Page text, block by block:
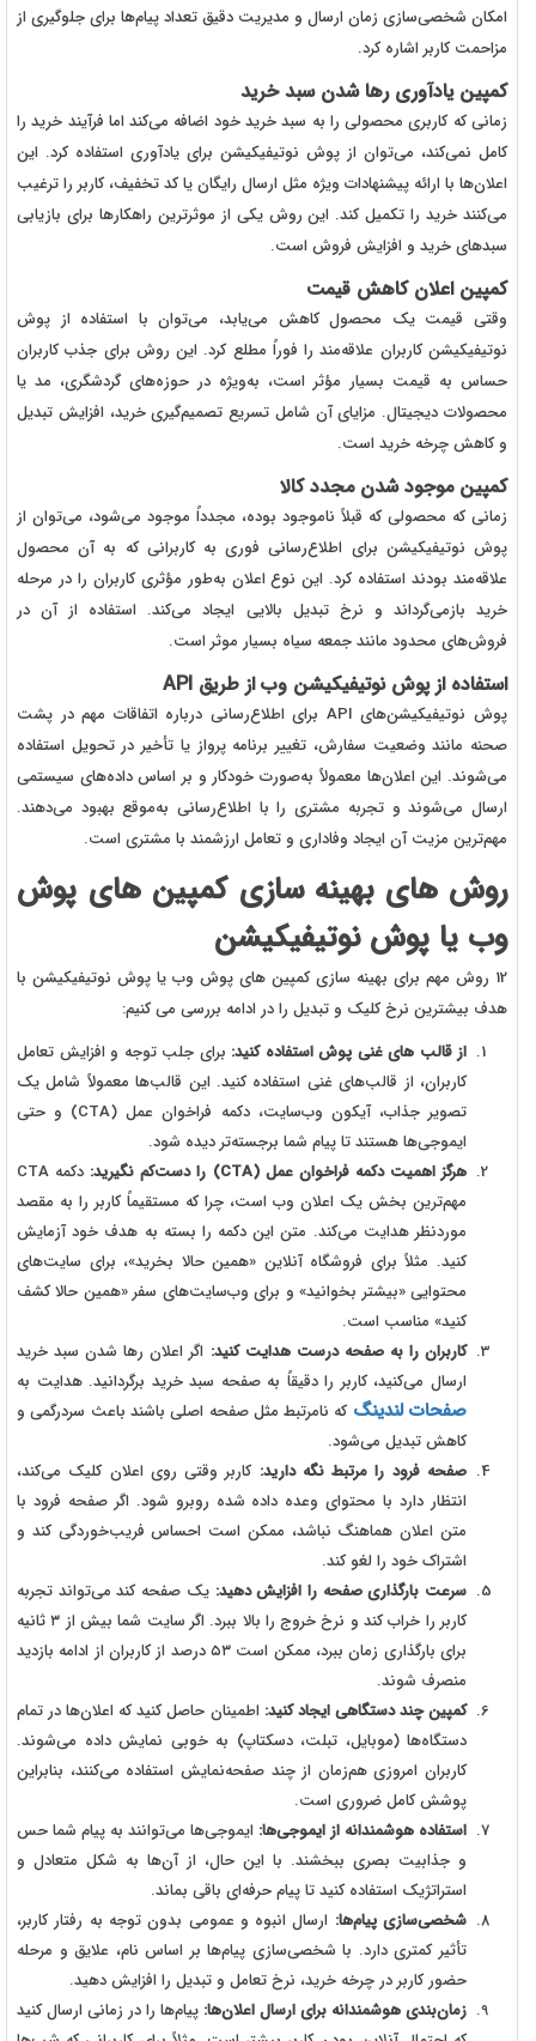
امکان شخصی‌سازی زمان ارسال و مدیریت دقیق تعداد پیام‌ها برای جلوگیری از
مزاحمت کاربر اشاره کرد.
کمپین یادآوری رها شدن سبد خرید
زمانی که کاربری محصولی را به سبد خرید خود اضافه می‌کند اما فرآیند خرید را
کامل نمی‌کند، می‌توان از پوش نوتیفیکیشن برای یادآوری استفاده کرد. این
اعلان‌ها با ارائه پیشنهادات ویژه مثل ارسال رایگان یا کد تخفیف، کاربر را ترغیب
می‌کنند خرید را تکمیل کند. این روش یکی از موثرترین راهکارها برای بازیابی
سبدهای خرید و افزایش فروش است.
کمپین اعلان کاهش قیمت
وقتی قیمت یک محصول کاهش می‌یابد، می‌توان با استفاده از پوش
نوتیفیکیشن کاربران علاقه‌مند را فوراً مطلع کرد. این روش برای جذب کاربران
حساس به قیمت بسیار مؤثر است، به‌ویژه در حوزه‌های گردشگری، مد یا
محصولات دیجیتال. مزایای آن شامل تسریع تصمیم‌گیری خرید، افزایش تبدیل
و کاهش چرخه خرید است.
کمپین موجود شدن مجدد کالا
زمانی که محصولی که قبلاً ناموجود بوده، مجدداً موجود می‌شود، می‌توان از
پوش نوتیفیکیشن برای اطلاع‌رسانی فوری به کاربرانی که به آن محصول
علاقه‌مند بودند استفاده کرد. این نوع اعلان به‌طور مؤثری کاربران را در مرحله
خرید بازمی‌گرداند و نرخ تبدیل بالایی ایجاد می‌کند. استفاده از آن در
فروش‌های محدود مانند جمعه سیاه بسیار موثر است.
استفاده از پوش نوتیفیکیشن وب از طریق API
پوش نوتیفیکیشن‌های API برای اطلاع‌رسانی درباره اتفاقات مهم در پشت
صحنه مانند وضعیت سفارش، تغییر برنامه پرواز یا تأخیر در تحویل استفاده
می‌شوند. این اعلان‌ها معمولاً به‌صورت خودکار و بر اساس داده‌های سیستمی
ارسال می‌شوند و تجربه مشتری را با اطلاع‌رسانی به‌موقع بهبود می‌دهند.
مهم‌ترین مزیت آن ایجاد وفاداری و تعامل ارزشمند با مشتری است.
روش های بهینه سازی کمپین های پوش
وب یا پوش نوتیفیکیشن
12 روش مهم برای بهینه سازی کمپین های پوش وب یا پوش نوتیفیکیشن با
هدف بیشترین نرخ کلیک و تبدیل را در ادامه بررسی می کنیم:
از قالب های غنی پوش استفاده کنید: برای جلب توجه و افزایش تعامل
کاربران، از قالب‌های غنی استفاده کنید. این قالب‌ها معمولاً شامل یک
تصویر جذاب، آیکون وب‌سایت، دکمه فراخوان عمل (CTA) و حتی
ایموجی‌ها هستند تا پیام شما برجسته‌تر دیده شود.
هرگز اهمیت دکمه فراخوان عمل (CTA) را دست‌کم نگیرید:
دکمه CTA
مهم‌ترین بخش یک اعلان وب است، چرا که مستقیماً کاربر را به مقصد
موردنظر هدایت می‌کند. متن این دکمه را بسته به هدف خود آزمایش
کنید. مثلاً برای فروشگاه آنلاین «همین حالا بخرید»، برای سایت‌های
محتوایی «بیشتر بخوانید» و برای وب‌سایت‌های سفر «همین حالا کشف
کنید» مناسب است.
کاربران را به صفحه درست هدایت کنید: اگر اعلان رها شدن سبد خرید
ارسال می‌کنید، کاربر را دقیقاً به صفحه سبد خرید برگردانید. هدایت به
صفحات لندینگ که نامرتبط مثل صفحه اصلی باشند باعث سردرگمی و
کاهش تبدیل می‌شود.
صفحه فرود را مرتبط نگه دارید: کاربر وقتی روی اعلان کلیک می‌کند،
انتظار دارد با محتوای وعده داده شده روبرو شود. اگر صفحه فرود با
متن اعلان هماهنگ نباشد، ممکن است احساس فریب‌خوردگی کند و
اشتراک خود را لغو کند.
سرعت بارگذاری صفحه را افزایش دهید: یک صفحه کند می‌تواند تجربه
کاربر را خراب کند و نرخ خروج را بالا ببرد. اگر سایت شما بیش از ۳ ثانیه
برای بارگذاری زمان ببرد، ممکن است ۵۳ درصد از کاربران از ادامه بازدید
منصرف شوند.
کمپین چند دستگاهی ایجاد کنید: اطمینان حاصل کنید که اعلان‌ها در تمام
دستگاه‌ها (موبایل، تبلت، دسکتاپ) به خوبی نمایش داده می‌شوند.
کاربران امروزی هم‌زمان از چند صفحه‌نمایش استفاده می‌کنند، بنابراین
پوشش کامل ضروری است.
استفاده هوشمندانه از ایموجی‌ها: ایموجی‌ها می‌توانند به پیام شما حس
و جذابیت بصری ببخشند. با این حال، از آن‌ها به شکل متعادل و
استراتژیک استفاده کنید تا پیام حرفه‌ای باقی بماند.
شخصی‌سازی پیام‌ها: ارسال انبوه و عمومی بدون توجه به رفتار کاربر،
تأثیر کمتری دارد. با شخصی‌سازی پیام‌ها بر اساس نام، علایق و مرحله
حضور کاربر در چرخه خرید، نرخ تعامل و تبدیل را افزایش دهید.
زمان‌بندی هوشمندانه برای ارسال اعلان‌ها: پیام‌ها را در زمانی ارسال کنید